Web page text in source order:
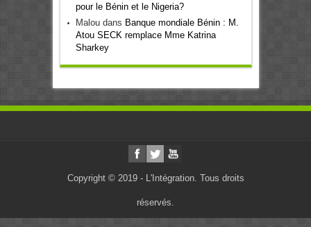
pour le Bénin et le Nigeria?
Maloudans Banque mondiale Bénin : M.
Atou SECK remplace Mme Katrina
Sharkey
Copyright © 2019 - L'Intégration. Tous droits
réservés.